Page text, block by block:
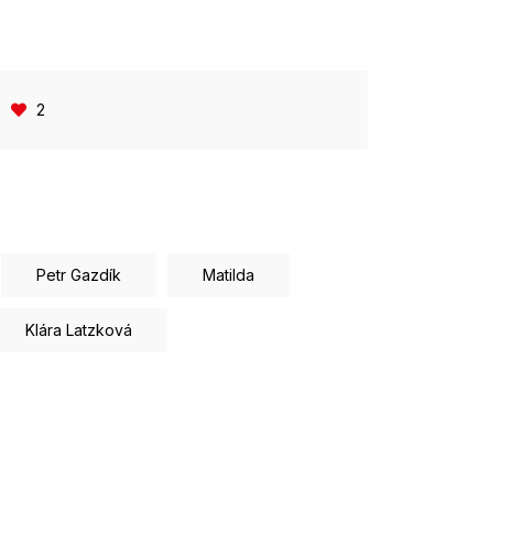
2
Petr Gazdík Matilda
Klára Latzková